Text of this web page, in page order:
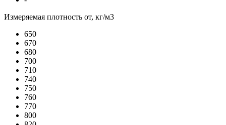
Измеряемая плотность от, кг/м3
650
670
680
700
710
740
750
760
770
800